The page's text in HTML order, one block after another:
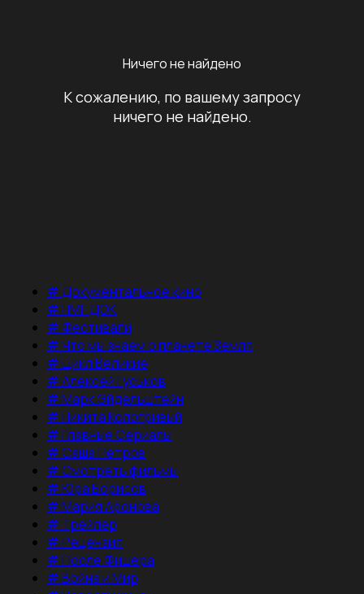
Ничего не найдено
К сожалению, по вашему запросу
ничего не найдено.
#Документальное кино
#НМГ ДОК
#Фестивали
#Что мы знаем о планете Земля
#Цикл Великие
#Алексей Гуськов
#Марк Эйдельштейн
#Никита Кологривый
#Главные Сериалы
#Саша Петров
#Смотреть фильмы
#Юра Борисов
#Мария Аронова
# Трейлер
#Рецензия
#После Фишера
#Война и Мир